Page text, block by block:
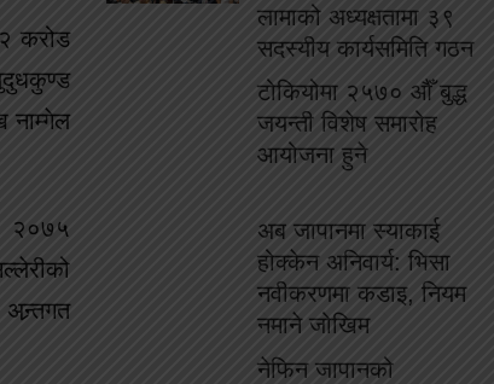
करोड
नाम्गेल
२०७५
लामाको अध्यक्षतामा ३९
सदस्यीय कार्यसमिति गठन
टोकियोमा २५७० औँ बुद्ध
जयन्ती विशेष समारोह
आयोजना हुने
अब जापानमा स्याकाई
होक्केन अनिवार्य: भिसा
नवीकरणमा कडाइ, नियम
नमाने जोखिम
नेफिन जापानको